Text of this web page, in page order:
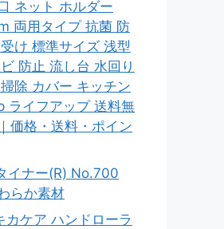
ネット ホルダー
両用タイプ 抗菌 防
け 標準サイズ 浅型
防止 流し台 水回り
除 カバー キッチン
ライフアップ 送料無
価格・送料・ポイン
イナー(R) No.700
らか素材
カケア ハンドローラ